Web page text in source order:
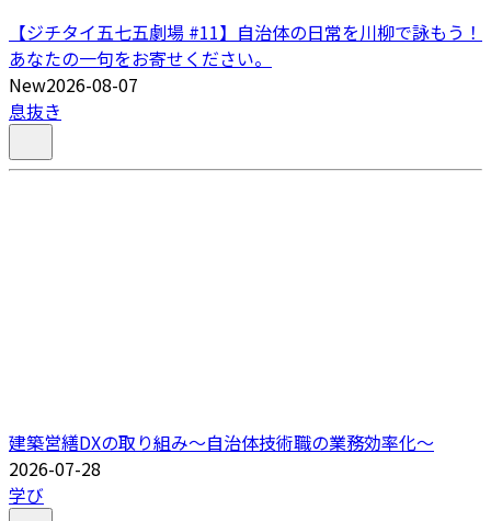
【ジチタイ五七五劇場 #11】自治体の日常を川柳で詠もう！
あなたの一句をお寄せください。
New2026-08-07
息抜き
建築営繕DXの取り組み～自治体技術職の業務効率化～
2026-07-28
学び